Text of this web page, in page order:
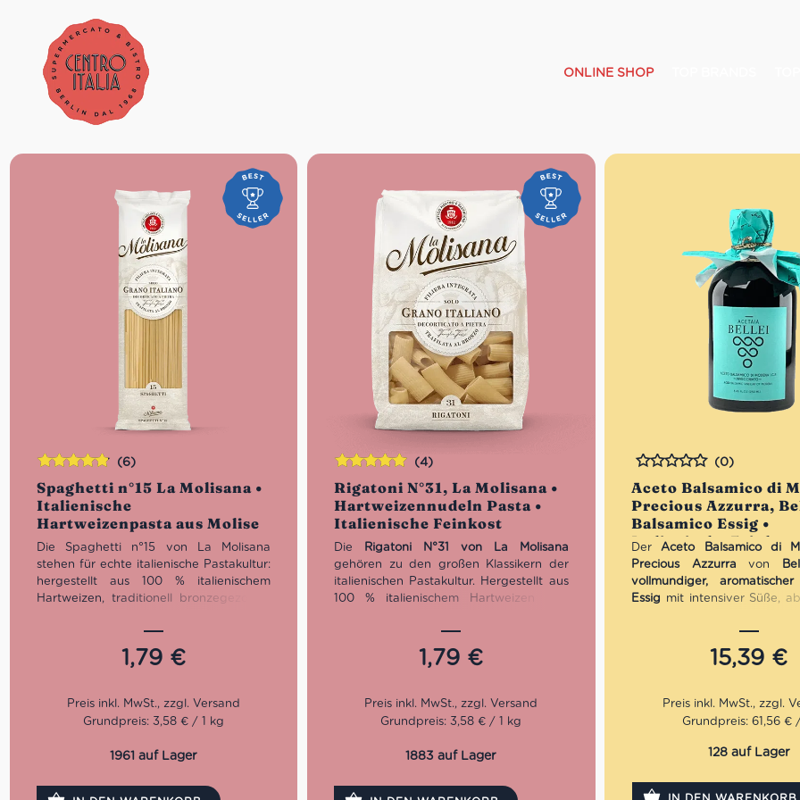
ONLINE SHOP
Spaghetti n°15 La Molisana •
Italienische
Hartweizenpasta aus Molise
(6)
Die Spaghetti n°15 von La Molisana
stehen für echte italienische Pastakultur:
hergestellt aus 100 % italienischem
Hartweizen, traditionell bronzegezogen
raue Oberfläche verbindet sich ideal mit
Tomatensaucen, Carbonara, Aglio e Olio
oder klassischen Ragù-Gerichten. Eine
Molise, produziert von einem der
traditionsreichsten Pastahersteller
Packung: 500 g
1,79 €
Bewertet
mit4.83
von 5
Grundpreis: 3,58 € / 1 kg
1961 auf Lager
Rigatoni N°31, La Molisana •
Hartweizennudeln Pasta •
Italienische Feinkost
(4)
Die Rigatoni N°31 von La Molisana
gehören zu den großen Klassikern der
italienischen Pastakultur. Hergestellt aus
100 % italienischem Hartweizen und
gepresst, überzeugen diese Rigatoni mit
ihrer rauen Oberfläche, exzellenten
Bissfestigkeit und außergewöhnlichen
Röhrenform macht sie ideal für kräftige
Ragùs, Ofengerichte, cremige
Familienrezepte. La Molisana produziert
von Molise und verbindet traditionelle
1,79 €
Bewertet
mit5.00von
5
Grundpreis: 3,58 € / 1 kg
1883 auf Lager
Aceto Balsamico di
Precious Azzurra,
Balsamico Essig •
Italienische Feinkost
Bewertet
(0)
DerAceto Balsamico di
Precious Azzurra von
vollmundiger, aromatischer
Essig mit intensiver Süße,
seidigen Konsistenz. Ideal
gereiften Käse,
zum Veredeln
komplexe Balsamico-Noten
15,39 €
Grundpreis: 61,56 €
128 auf Lager